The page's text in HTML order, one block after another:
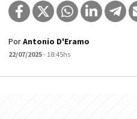
PorAntonio D'Eramo
22/07/2025- 18:45hs